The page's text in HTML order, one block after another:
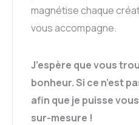
magnétise chaque
vous accompagne.
J’espère que vous
bonheur. Si ce n’est
afin que je puisse
sur-mesure !